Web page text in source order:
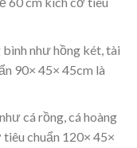
như hồng két, tài
90× 45× 45cm là
cá rồng, cá hoàng
chuẩn 120× 45×